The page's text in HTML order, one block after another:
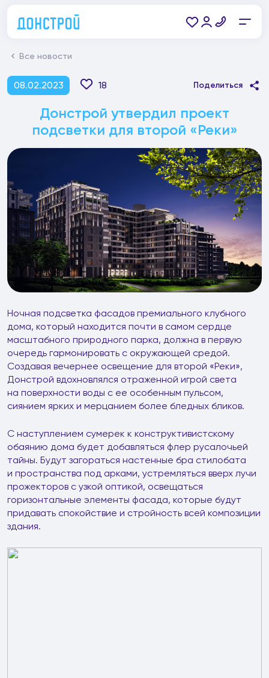
Все новости
08.02.2023 18 Поделиться
Донстрой утвердил проект
подсветки для второй «Реки»
Ночная подсветка фасадов премиального клубного
дома, который находится почти в самом сердце
масштабного природного парка, должна в первую
очередь гармонировать с окружающей средой.
Создавая вечернее освещение для второй «Реки»,
Донстрой вдохновлялся отраженной игрой света
на поверхности воды с ее особенным пульсом,
сиянием ярких и мерцанием более бледных бликов.
С наступлением сумерек к конструктивистскому
обаянию дома будет добавляться флер русалочьей
тайны. Будут загораться настенные бра стилобата
и пространства под арками, устремляться вверх лучи
прожекторов с узкой оптикой, освещаться
горизонтальные элементы фасада, которые будут
придавать спокойствие и стройность всей композиции
здания.